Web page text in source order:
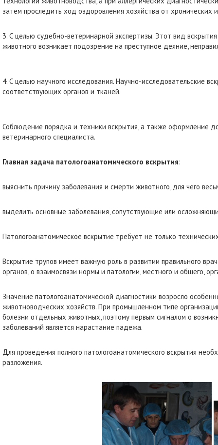
затем проследить ход оздоровления хозяйства от хронических
3. С целью судебно-ветеринарной экспертизы. Этот вид
животного возникает подозрение на преступное деяние,
4. С целью научного исследования. Научно-исследовательские
соответствующих органов и тканей.
Соблюдение порядка и техники вскрытия, а также оформление
ветеринарного специалиста.
Главная задача патологоанатомического вскрытия:
выяснить причину заболевания и смерти животного, для чего
выделить основные заболевания, сопутствующие или
Патологоанатомическое вскрытие требует не только
Вскрытие трупов имеет важную роль в развитии правильного
органов, о взаимосвязи нормы и патологии, местного и общего,
Значение патологоанатомической диагностики возросло
животноводческих хозяйств. При промышленном типе
болезни отдельных животных, поэтому первым сигналом о
заболеваний является нарастание падежа.
Для проведения полного патологоанатомического вскрытия
разложения.